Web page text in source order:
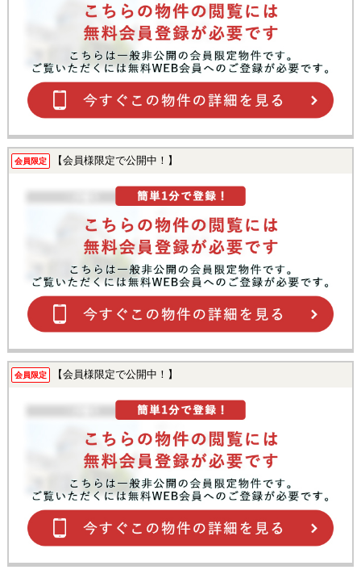
会員限定 【会員様限定で公開中！】
会員限定 【会員様限定で公開中！】